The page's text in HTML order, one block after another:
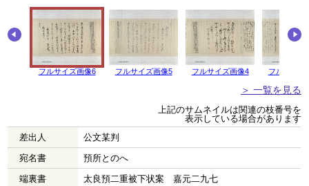
フルサイズ画像6 フルサイズ画像5 フルサイズ画像4 フルサイズ
＞ 一覧を見る
上記のサムネイルは関連の枝番号を
表示している場合があります
差出人
公文某判
宛名書
預所とのへ
端裏書
太良預二重被下状案 嘉元二九七